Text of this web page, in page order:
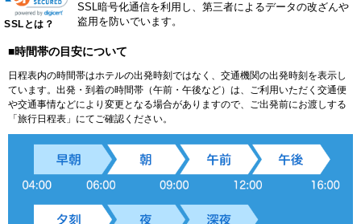
SSLとは？
SSL暗号化通信を利用し、第三者によるデータの改ざんや
盗用を防いでいます。
■時間帯の目安について
日程表内の時間帯はホテルの出発時刻ではなく、交通機関の出発時刻を表示し
ています。出発・到着の時間帯（午前・午後など）は、ご利用いただく交通便
や交通事情などにより変更となる場合がありますので、ご出発前にお渡しする
「旅行日程表」にてご確認ください。